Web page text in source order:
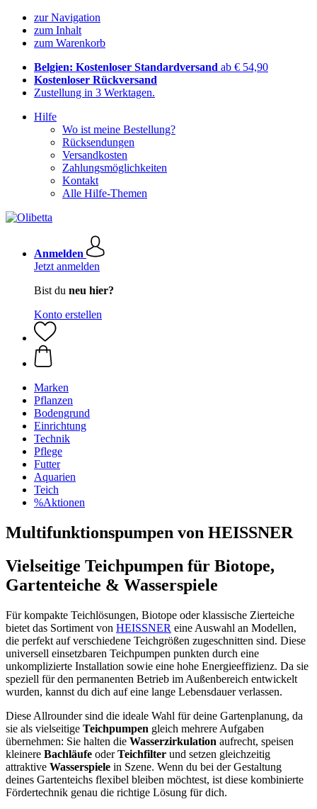
zur Navigation
zum Inhalt
zum Warenkorb
Belgien: Kostenloser Standardversand ab € 54,90
Kostenloser Rückversand
Zustellung in 3 Werktagen.
Hilfe
Wo ist meine Bestellung?
Rücksendungen
Versandkosten
Zahlungsmöglichkeiten
Kontakt
Alle Hilfe-Themen
Anmelden
Jetzt anmelden
Bist du neu hier?
Konto erstellen
Marken
Pflanzen
Bodengrund
Einrichtung
Technik
Pflege
Futter
Aquarien
Teich
%Aktionen
Multifunktionspumpen von HEISSNER
Vielseitige Teichpumpen für Biotope,
Gartenteiche & Wasserspiele
Für kompakte Teichlösungen, Biotope oder klassische Zierteiche
bietet das Sortiment von HEISSNER eine Auswahl an Modellen,
die perfekt auf verschiedene Teichgrößen zugeschnitten sind. Diese
universell einsetzbaren Teichpumpen punkten durch eine
unkomplizierte Installation sowie eine hohe Energieeffizienz. Da sie
speziell für den permanenten Betrieb im Außenbereich entwickelt
wurden, kannst du dich auf eine lange Lebensdauer verlassen.
Diese Allrounder sind die ideale Wahl für deine Gartenplanung, da
sie als vielseitige Teichpumpen gleich mehrere Aufgaben
übernehmen: Sie halten die Wasserzirkulation aufrecht, speisen
kleinere Bachläufe oderTeichfilter und setzen gleichzeitig
attraktive Wasserspiele in Szene. Wenn du bei der Gestaltung
deines Gartenteichs flexibel bleiben möchtest, ist diese kombinierte
Fördertechnik genau die richtige Lösung für dich.